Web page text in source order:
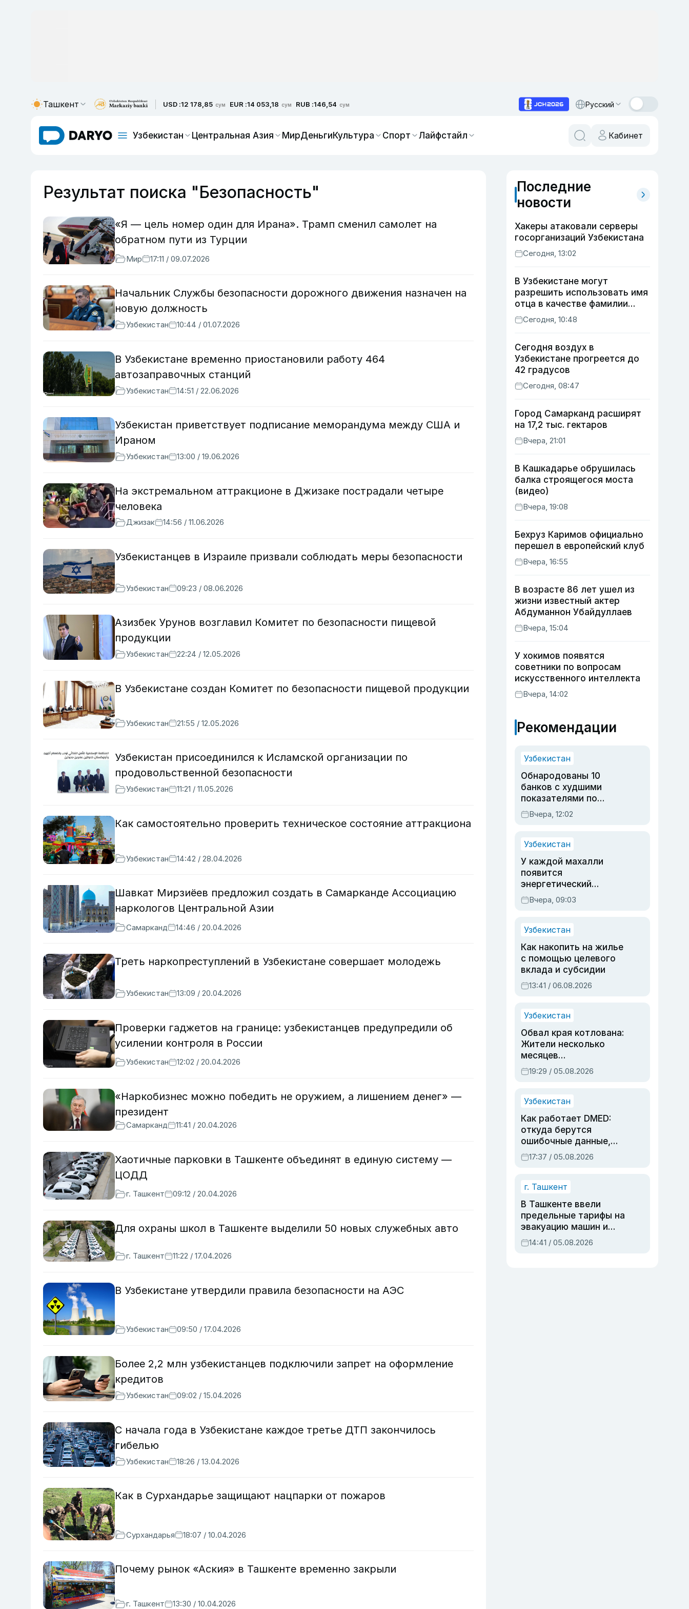
Ташкент USD :12 178,85 сум EUR :14 053,18 сум RUB :146,54 сум Русский
Узбекистан Центральная Азия МирДеньгиКультура Спорт Лайфстайл Кабинет
Результат поиска "Безопасность"
«Я — цель номер один для Ирана». Трамп сменил самолет на
обратном пути из Турции
Мир 17:11 / 09.07.2026
Начальник Службы безопасности дорожного движения назначен на
новую должность
Узбекистан 10:44 / 01.07.2026
В Узбекистане временно приостановили работу 464
автозаправочных станций
Узбекистан 14:51 / 22.06.2026
Узбекистан приветствует подписание меморандума между США и
Ираном
Узбекистан 13:00 / 19.06.2026
На экстремальном аттракционе в Джизаке пострадали четыре
человека
Джизак 14:56 / 11.06.2026
Узбекистанцев в Израиле призвали соблюдать меры безопасности
Узбекистан 09:23 / 08.06.2026
Азизбек Урунов возглавил Комитет по безопасности пищевой
продукции
Узбекистан 22:24 / 12.05.2026
В Узбекистане создан Комитет по безопасности пищевой продукции
Узбекистан 21:55 / 12.05.2026
Узбекистан присоединился к Исламской организации по
продовольственной безопасности
Узбекистан 11:21 / 11.05.2026
Как самостоятельно проверить техническое состояние аттракциона
Узбекистан 14:42 / 28.04.2026
Шавкат Мирзиёев предложил создать в Самарканде Ассоциацию
наркологов Центральной Азии
Самарканд 14:46 / 20.04.2026
Треть наркопреступлений в Узбекистане совершает молодежь
Узбекистан 13:09 / 20.04.2026
Проверки гаджетов на границе: узбекистанцев предупредили об
усилении контроля в России
Узбекистан 12:02 / 20.04.2026
«Наркобизнес можно победить не оружием, а лишением денег» —
президент
Самарканд 11:41 / 20.04.2026
Хаотичные парковки в Ташкенте объединят в единую систему —
ЦОДД
г. Ташкент 09:12 / 20.04.2026
Для охраны школ в Ташкенте выделили 50 новых служебных авто
г. Ташкент 11:22 / 17.04.2026
В Узбекистане утвердили правила безопасности на АЭС
Узбекистан 09:50 / 17.04.2026
Более 2,2 млн узбекистанцев подключили запрет на оформление
кредитов
Узбекистан 09:02 / 15.04.2026
С начала года в Узбекистане каждое третье ДТП закончилось
гибелью
Узбекистан 18:26 / 13.04.2026
Как в Сурхандарье защищают нацпарки от пожаров
Сурхандарья 18:07 / 10.04.2026
Почему рынок «Аския» в Ташкенте временно закрыли
г. Ташкент 13:30 / 10.04.2026
Последние
новости
Хакеры атаковали серверы
госорганизаций Узбекистана
Сегодня, 13:02
В Узбекистане могут
разрешить использовать имя
отца в качестве фамилии
ребенка
Сегодня, 10:48
Сегодня воздух в
Узбекистане прогреется до
42 градусов
Сегодня, 08:47
Город Самарканд расширят
на 17,2 тыс. гектаров
Вчера, 21:01
В Кашкадарье обрушилась
балка строящегося моста
(видео)
Вчера, 19:08
Бехруз Каримов официально
перешел в европейский клуб
Вчера, 16:55
В возрасте 86 лет ушел из
жизни известный актер
Абдуманнон Убайдуллаев
Вчера, 15:04
У хокимов появятся
советники по вопросам
искусственного интеллекта
Вчера, 14:02
Рекомендации
Узбекистан
Обнародованы 10
банков с худшими
показателями по
обращениям
Вчера, 12:02
Узбекистан
У каждой махалли
появится
энергетический
паспорт
Вчера, 09:03
Узбекистан
Как накопить на жилье
с помощью целевого
вклада и субсидии
13:41 / 06.08.2026
Узбекистан
Обвал края котлована:
Жители несколько
месяцев
предупреждали об
опасности, но стройка
19:29 / 05.08.2026
Узбекистан
Как работает DMED:
откуда берутся
ошибочные данные,
дубли аккаунтов и
очереди по онлайн-
17:37 / 05.08.2026
г. Ташкент
В Ташкенте ввели
предельные тарифы на
эвакуацию машин и
штрафстоянки
14:41 / 05.08.2026